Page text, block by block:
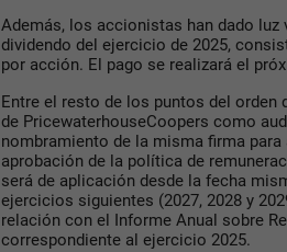
Además, los accionistas han dado luz
dividendo del ejercicio de 2025,
por acción. El pago se realizará el
Entre el resto de los puntos del orden
de PricewaterhouseCoopers como
nombramiento de la misma firma para
aprobación de la política de
será de aplicación desde la fecha
ejercicios siguientes (2027, 2028 y
relación con el Informe Anual sobre
correspondiente al ejercicio 2025.